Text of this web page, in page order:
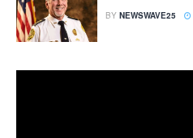
BY NEWSWAVE25